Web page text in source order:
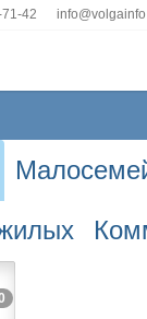
42